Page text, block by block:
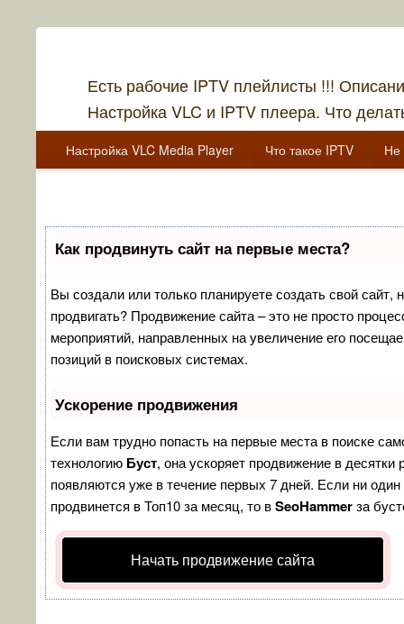
Есть рабочие IPTV плейлисты !!!
Настройка VLC и IPTV плеера. Что
Главное меню
Перейти к основному содержанию
Перейти к дополнительному содержимому
Настройка VLC Media Player Что такое IPTV Не
Как продвинуть сайт на первые места?
Вы создали или только планируете создать свой сайт,
продвигать? Продвижение сайта – это не просто
мероприятий, направленных на увеличение его
позиций в поисковых системах.
Ускорение продвижения
Если вам трудно попасть на первые места в поиске
технологию Буст, она ускоряет продвижение в десятки
появляются уже в течение первых 7 дней. Если ни один
продвинется в Топ10 за месяц, то вSeoHammerза
Начать продвижение сайта